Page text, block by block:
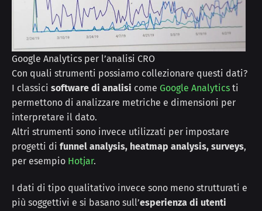
Google Analytics per l’analisi CRO
Con quali strumenti possiamo collezionare questi dati?
I classici software di analisi come Google Analytics ti
permettono di analizzare metriche e dimensioni per
interpretare il dato.
Altri strumenti sono invece utilizzati per impostare
progetti di funnel analysis, heatmap analysis, surveys,
per esempio Hotjar.
I dati di tipo qualitativo invece sono meno strutturati e
più soggettivi e si basano sull’esperienza di utenti